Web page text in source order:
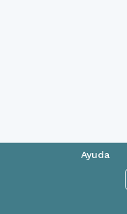
Ayuda